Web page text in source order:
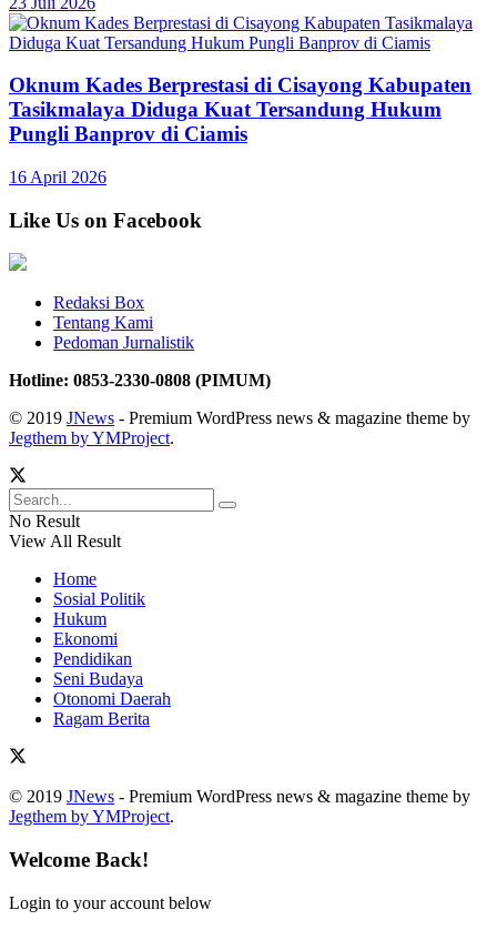
Oknum Kades Berprestasi di Cisayong Kabupaten
Tasikmalaya Diduga Kuat Tersandung Hukum
Pungli Banprov di Ciamis
16 April 2026
Like Us on Facebook
Redaksi Box
Tentang Kami
Pedoman Jurnalistik
Hotline: 0853-2330-0808 (PIMUM)
© 2019 JNews - Premium WordPress news & magazine theme by
Jegthem by YMProject.
No Result
View All Result
Home
Sosial Politik
Hukum
Ekonomi
Pendidikan
Seni Budaya
Otonomi Daerah
Ragam Berita
© 2019 JNews - Premium WordPress news & magazine theme by
Jegthem by YMProject.
Welcome Back!
Login to your account below